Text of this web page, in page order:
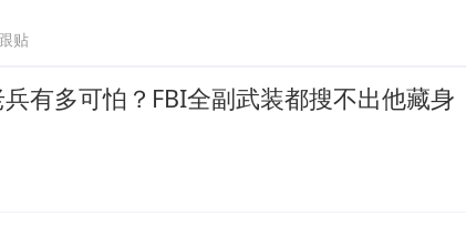
贴
有多可怕？FBI全副武装都搜不出他藏身